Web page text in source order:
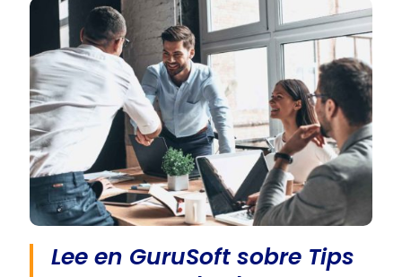
Lee en GuruSoft sobre Tips